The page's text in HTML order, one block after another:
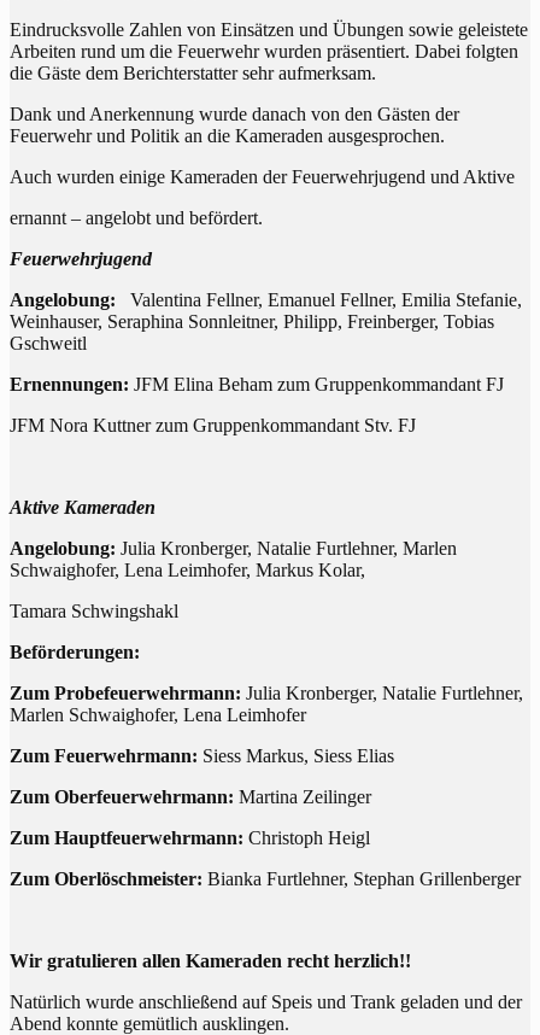
Eindrucksvolle Zahlen von Einsätzen und Übungen sowie geleistete
Arbeiten rund um die Feuerwehr wurden präsentiert. Dabei folgten
die Gäste dem Berichterstatter sehr aufmerksam.
Dank und Anerkennung wurde danach von den Gästen der
Feuerwehr und Politik an die Kameraden ausgesprochen.
Auch wurden einige Kameraden der Feuerwehrjugend und Aktive
ernannt – angelobt und befördert.
Feuerwehrjugend
Angelobung: Valentina Fellner, Emanuel Fellner, Emilia Stefanie,
Weinhauser, Seraphina Sonnleitner, Philipp, Freinberger, Tobias
Gschweitl
Ernennungen: JFM Elina Beham zum Gruppenkommandant FJ
JFM Nora Kuttner zum Gruppenkommandant Stv. FJ
Aktive Kameraden
Angelobung: Julia Kronberger, Natalie Furtlehner, Marlen
Schwaighofer, Lena Leimhofer, Markus Kolar,
Tamara Schwingshakl
Beförderungen:
Zum Probefeuerwehrmann: Julia Kronberger, Natalie Furtlehner,
Marlen Schwaighofer, Lena Leimhofer
Zum Feuerwehrmann: Siess Markus, Siess Elias
Zum Oberfeuerwehrmann: Martina Zeilinger
Zum Hauptfeuerwehrmann: Christoph Heigl
Zum Oberlöschmeister: Bianka Furtlehner, Stephan Grillenberger
Wir gratulieren allen Kameraden recht herzlich!!
Natürlich wurde anschließend auf Speis und Trank geladen und der
Abend konnte gemütlich ausklingen.